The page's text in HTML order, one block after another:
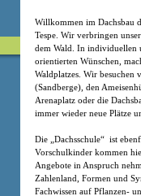
Willkommen im Dachsbau
Tespe. Wir verbringen
dem Wald. In individuellen
orientierten Wünschen,
Waldplatzes. Wir besuchen
(Sandberge), den
Arenaplatz oder die
immer wieder neue Plätze
Die „Dachsschule“ ist
Vorschulkinder kommen
Angebote in Anspruch
Zahlenland, Formen und
Fachwissen auf Pflanzen-